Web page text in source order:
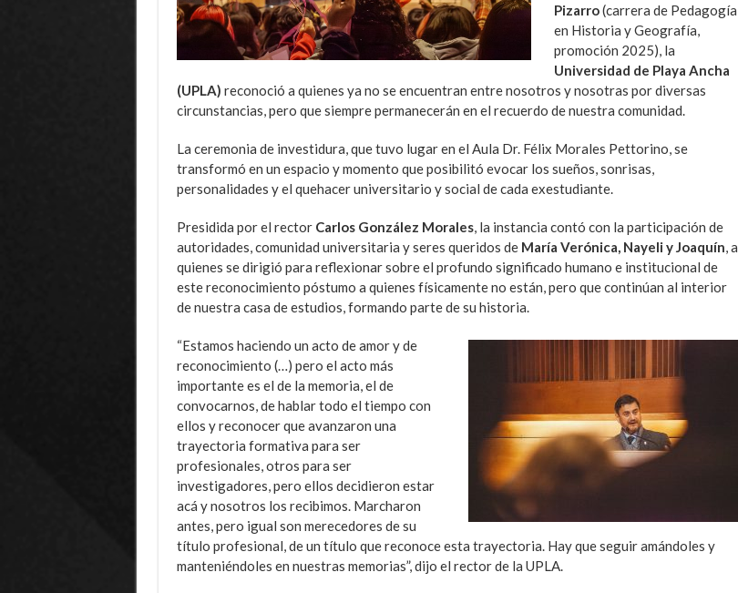
Pizarro(carrera de Pedagogía
en Historia y Geografía,
promoción 2025), la
Universidad de Playa Ancha
(UPLA) reconoció a quienes ya no se encuentran entre nosotros y nosotras por diversas
circunstancias, pero que siempre permanecerán en el recuerdo de nuestra comunidad.
La ceremonia de investidura, que tuvo lugar en el Aula Dr. Félix Morales Pettorino, se
transformó en un espacio y momento que posibilitó evocar los sueños, sonrisas,
personalidades y el quehacer universitario y social de cada exestudiante.
Presidida por el rector Carlos González Morales, la instancia contó con la participación de
autoridades, comunidad universitaria y seres queridos de María Verónica, Nayeli y Joaquín , a
quienes se dirigió para reflexionar sobre el profundo significado humano e institucional de
este reconocimiento póstumo a quienes físicamente no están, pero que continúan al interior
de nuestra casa de estudios, formando parte de su historia.
“Estamos haciendo un acto de amor y de
reconocimiento (…) pero el acto más
importante es el de la memoria, el de
convocarnos, de hablar todo el tiempo con
ellos y reconocer que avanzaron una
trayectoria formativa para ser
profesionales, otros para ser
investigadores, pero ellos decidieron estar
acá y nosotros los recibimos. Marcharon
antes, pero igual son merecedores de su
título profesional, de un título que reconoce esta trayectoria. Hay que seguir amándoles y
manteniéndoles en nuestras memorias”, dijo el rector de la UPLA.